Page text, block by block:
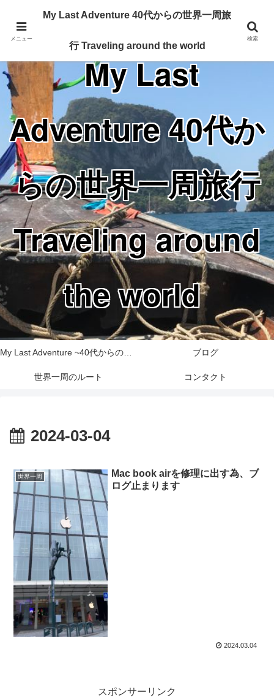
Traveling around the world from my 40's
My Last
Adventure 40代か
らの世界一周旅行
Traveling around
the world
My Last Adventure ~40代からの世界一周旅行記~ ブログ
世界一周のルート コンタクト
2024-03-04
世界一周
Mac book airを修理に出す為、ブ
ログ止まります
2024.03.04
スポンサーリンク
メニュー
My Last Adventure 40代からの世界一周旅
行 Traveling around the world
検索